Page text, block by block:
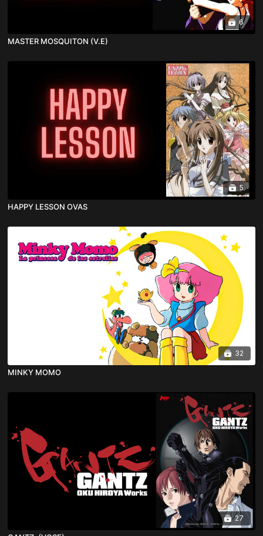
6
MASTER MOSQUITON (V.E)
5
HAPPY LESSON OVAS
32
MINKY MOMO
27